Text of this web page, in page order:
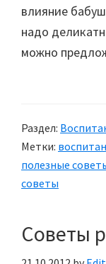
влияние
надо
можно
Раздел:
Метки:
полезные
советы
Советы